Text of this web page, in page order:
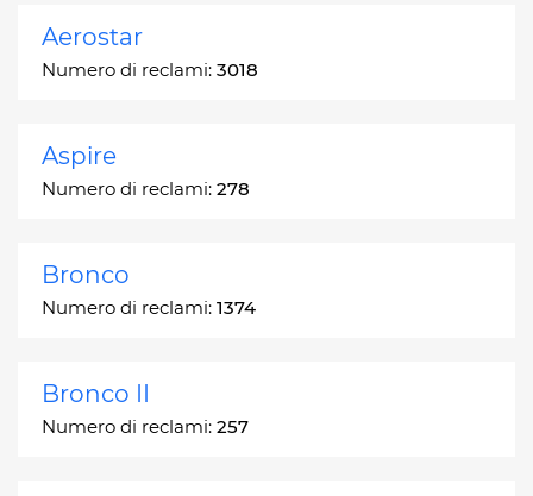
Aerostar
Numero di reclami: 3018
Aspire
Numero di reclami: 278
Bronco
Numero di reclami: 1374
Bronco II
Numero di reclami: 257